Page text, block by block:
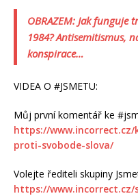
OBRAZEM: Jak
1984? Antisemitismus,
konspirace…
VIDEA O #JSMETU:
Můj první komentář ke
https://
proti-svobode-slova/
Volejte řediteli skupiny
https://